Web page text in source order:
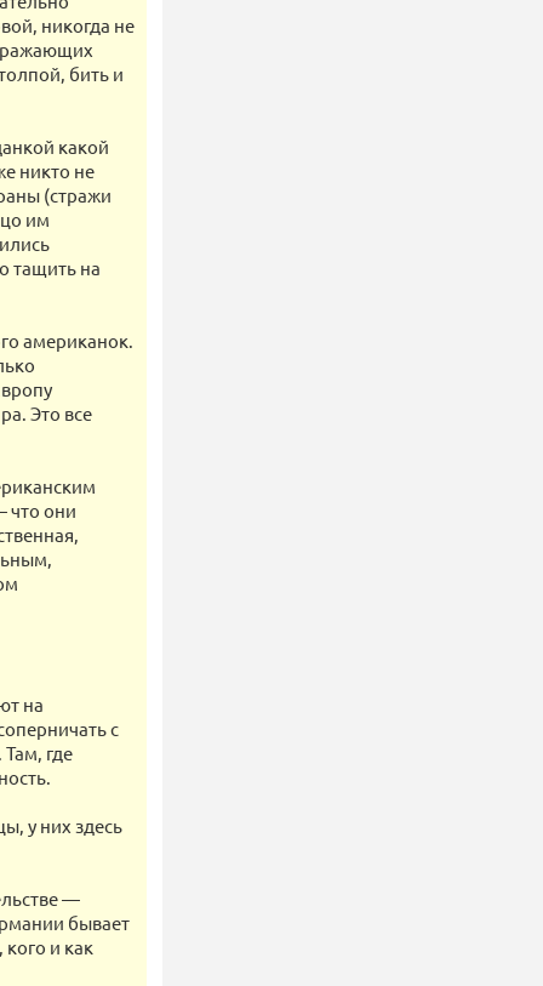
никогда не
бить и
какой
никто не
(стражи
им
тащить на
американок.
Это все
что они
на
с
где
у них здесь
—
бывает
и как